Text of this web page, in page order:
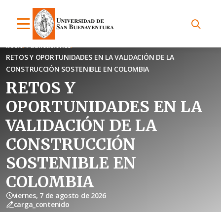
Inicio Publicaciones
RETOS Y OPORTUNIDADES EN LA VALIDACIÓN DE LA
CONSTRUCCIÓN SOSTENIBLE EN COLOMBIA
RETOS Y
OPORTUNIDADES EN LA
VALIDACIÓN DE LA
CONSTRUCCIÓN
SOSTENIBLE EN
COLOMBIA
viernes, 7 de agosto de 2026
carga_contenido